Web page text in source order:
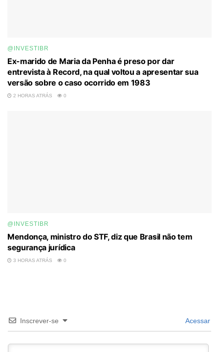
@INVESTIBR
Ex-marido de Maria da Penha é preso por dar
entrevista à Record, na qual voltou a apresentar sua
versão sobre o caso ocorrido em 1983
2 HORAS ATRÁS 0
@INVESTIBR
Mendonça, ministro do STF, diz que Brasil não tem
segurança jurídica
3 HORAS ATRÁS 0
Inscrever-se Acessar